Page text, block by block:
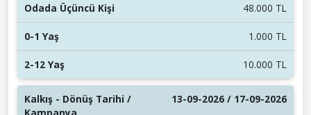
48.000 TL
1.000 TL
10.000 TL
13-09-2026 / 17-09-2026